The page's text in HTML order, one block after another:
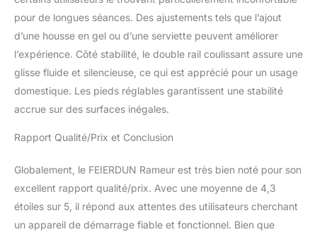
kg : la structure robuste
à double rail de
FEIERDUN est fabriquée
en alliage d'aluminium
durable, supporte
jusqu'à 158,8 kg pour
une glisse équilibrée et
fluide à chaque course
amélioré : avec
surveillez les données
d'entraînement et
explorez 6 modes :
pour de longues séances. Des ajustements tels que l’ajout
d’une housse en gel ou d’une serviette peuvent améliorer
l’expérience. Côté stabilité, le double rail coulissant assure une
glisse fluide et silencieuse, ce qui est apprécié pour un usage
domestique. Les pieds réglables garantissent une stabilité
accrue sur des surfaces inégales.
Rapport Qualité/Prix et Conclusion
Globalement, le FEIERDUN Rameur est très bien noté pour son
excellent rapport qualité/prix. Avec une moyenne de 4,3
étoiles sur 5, il répond aux attentes des utilisateurs cherchant
un appareil de démarrage fiable et fonctionnel. Bien que